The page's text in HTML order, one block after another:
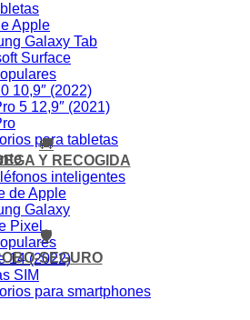
Apple
Galaxy Tab
Surface
10,9″ (2022)
5 12,9″ (2021)
para tabletas
inteligentes
de Apple
Galaxy
Pixel
14 (2022)
SIM
para smartphones
🚚
Y RECOGIDA
🛡️
SEGURO